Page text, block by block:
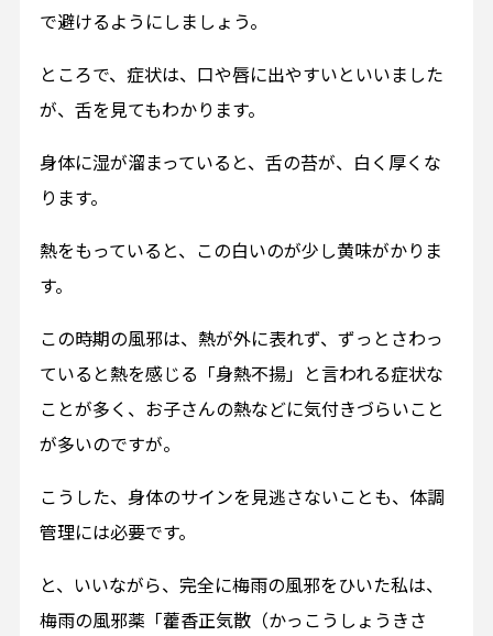
で避けるようにしましょう。
ところで、症状は、口や唇に出やすいといいました
が、舌を見てもわかります。
身体に湿が溜まっていると、舌の苔が、白く厚くな
ります。
熱をもっていると、この白いのが少し黄味がかりま
す。
この時期の風邪は、熱が外に表れず、ずっとさわっ
ていると熱を感じる「身熱不揚」と言われる症状な
ことが多く、お子さんの熱などに気付きづらいこと
が多いのですが。
こうした、身体のサインを見逃さないことも、体調
管理には必要です。
と、いいながら、完全に梅雨の風邪をひいた私は、
梅雨の風邪薬「藿香正気散（かっこうしょうきさ